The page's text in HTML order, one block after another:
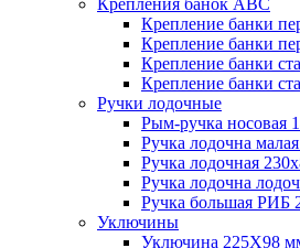
Крепления банок ABC
Крепление банки
Крепление банки
Крепление банки
Крепление банки
Ручки лодочные
Рым-ручка носовая
Ручка лодочна
Ручка лодочная
Ручка лодочна
Ручка большая РИБ
Уключины
Уключина 225Х98